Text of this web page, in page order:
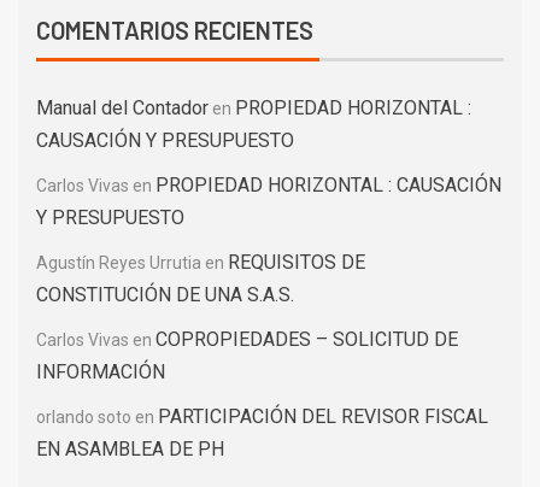
COMENTARIOS RECIENTES
Manual del Contador en PROPIEDAD HORIZONTAL :
CAUSACIÓN Y PRESUPUESTO
Carlos Vivas en PROPIEDAD HORIZONTAL : CAUSACIÓN
Y PRESUPUESTO
Agustín Reyes Urrutia en REQUISITOS DE
CONSTITUCIÓN DE UNA S.A.S.
Carlos Vivas en COPROPIEDADES – SOLICITUD DE
INFORMACIÓN
orlando soto en PARTICIPACIÓN DEL REVISOR FISCAL
EN ASAMBLEA DE PH